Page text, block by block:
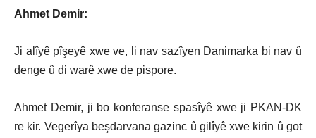
Ahmet Demir:
Ji alîyê pîşeyê xwe ve, li nav sazîyen Danimarka bi nav û
denge û di warê xwe de pispore.
Ahmet Demir, ji bo konferanse spasîyê xwe ji PKAN-DK
re kir. Vegerîya beşdarvana gazinc û gilîyê xwe kirin û got